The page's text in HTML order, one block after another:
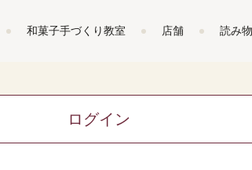
和菓子手づくり教室 店舗 読み物
ログイン